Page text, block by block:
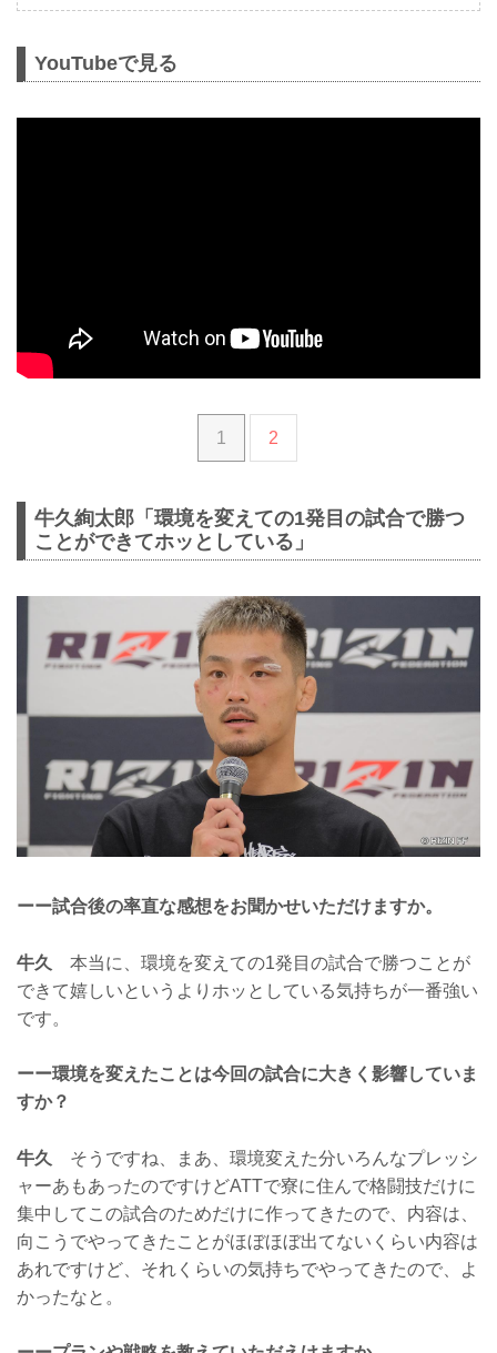
YouTubeで見る
1 2
牛久絢太郎「環境を変えての1発目の試合で勝つ
ことができてホッとしている」
ーー試合後の率直な感想をお聞かせいただけますか。
牛久
本当に、環境を変えての1発目の試合で勝つことが
できて嬉しいというよりホッとしている気持ちが一番強い
です。
ーー環境を変えたことは今回の試合に大きく影響していま
すか？
牛久
そうですね、まあ、環境変えた分いろんなプレッシ
ャーあもあったのですけどATTで寮に住んで格闘技だけに
集中してこの試合のためだけに作ってきたので、内容は、
向こうでやってきたことがほぼほぼ出てないくらい内容は
あれですけど、それくらいの気持ちでやってきたので、よ
かったなと。